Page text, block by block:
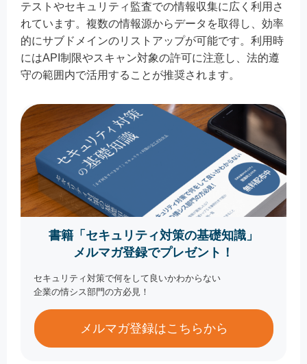
テストやセキュリティ監査での情報収集に広く利用さ
れています。複数の情報源からデータを取得し、効率
的にサブドメインのリストアップが可能です。利用時
にはAPI制限やスキャン対象の許可に注意し、法的遵
守の範囲内で活用することが推奨されます。
書籍「セキュリティ対策の基礎知識」
メルマガ登録でプレゼント！
セキュリティ対策で何をして良いかわからない
企業の情シス部門の方必見！
メルマガ登録はこちらから